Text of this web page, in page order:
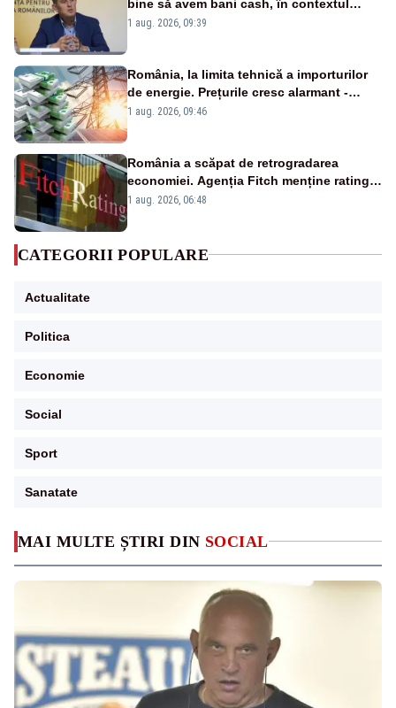
MAI MULTE ȘTIRI DIN SOCIAL
bine să avem bani cash, în contextul
alertei energetice?
1 aug. 2026, 09:39
România, la limita tehnică a importurilor
de energie. Prețurile cresc alarmant -
Analiză Realitatea Plus
1 aug. 2026, 09:46
România a scăpat de retrogradarea
economiei. Agenția Fitch menține ratingul
„BBB-” cu perspectivă negativă
1 aug. 2026, 06:48
CATEGORII POPULARE
Actualitate
Politica
Economie
Social
Sport
Sanatate